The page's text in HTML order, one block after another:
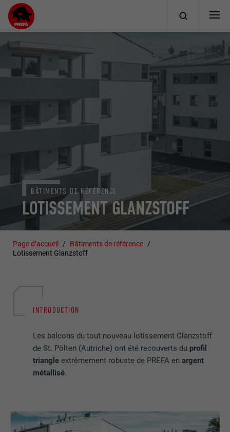
LOTISSEMENT GLANZSTOFF
BÂTIMENTS DE RÉFÉRENCE
Page d’accueil
Bâtiments de référence
Lotissement Glanzstoff
INTRODUCTION
Les balcons du tout nouveau lotissement Glanzstoff
de St. Pölten (Autriche) ont été recouverts du profil
triangle extrêmement robuste de PREFA enargent
métallisé.